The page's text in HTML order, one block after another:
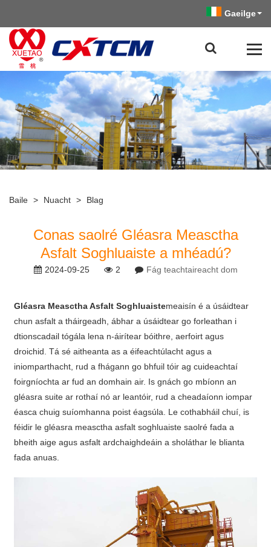
Gaeilge
Baile > Nuacht > Blag
Conas saolré Gléasra Measctha
Asfalt Soghluaiste a mhéadú?
2024-09-25 2 Fág teachtaireacht dom
Gléasra Measctha Asfalt Soghluaistemeaisín é a úsáidtear
chun asfalt a tháirgeadh, ábhar a úsáidtear go forleathan i
dtionscadail tógála lena n-áirítear bóithre, aerfoirt agus
droichid. Tá sé aitheanta as a éifeachtúlacht agus a
iniomparthacht, rud a fhágann go bhfuil tóir ag cuideachtaí
foirgníochta ar fud an domhain air. Is gnách go mbíonn an
gléasra suite ar rothaí nó ar leantóir, rud a cheadaíonn iompar
éasca chuig suíomhanna poist éagsúla. Le cothabháil chuí, is
féidir le gléasra measctha asfalt soghluaiste saolré fada a
bheith aige agus asfalt ardchaighdeáin a sholáthar le blianta
fada anuas.